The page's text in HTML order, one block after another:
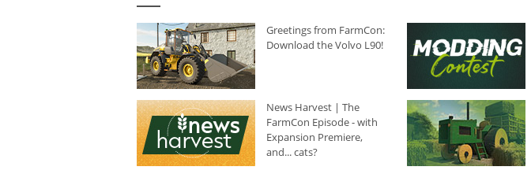
Greetings from FarmCon:
Download the Volvo L90!
News Harvest | The
FarmCon Episode - with
Expansion Premiere,
and... cats?